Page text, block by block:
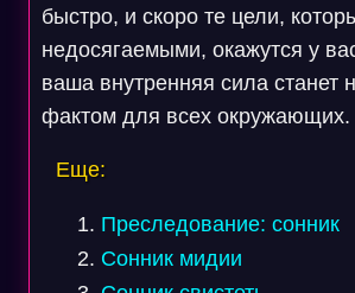
быстро, и скоро те цели,
недосягаемыми, окажутся у
ваша внутренняя сила станет
фактом для всех окружающих.
Еще:
Преследование: сонник
Сонник мидии